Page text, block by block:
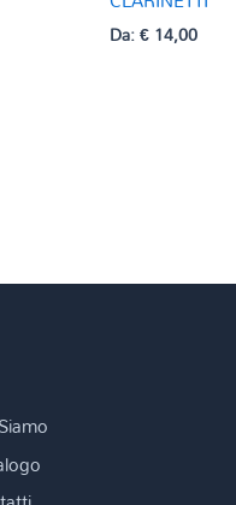
Da:€14,00